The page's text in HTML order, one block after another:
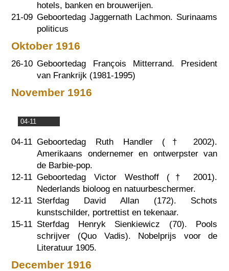
hotels, banken en brouwerijen.
21-09 Geboortedag Jaggernath Lachmon. Surinaams
politicus
Oktober 1916
26-10 Geboortedag François Mitterrand. President
van Frankrijk (1981-1995)
November 1916
04-11
04-11 Geboortedag Ruth Handler († 2002).
Amerikaans ondernemer en ontwerpster van
de Barbie-pop.
12-11 Geboortedag Victor Westhoff († 2001).
Nederlands bioloog en natuurbeschermer.
12-11 Sterfdag David Allan (172). Schots
kunstschilder, portrettist en tekenaar.
15-11 Sterfdag Henryk Sienkiewicz (70). Pools
schrijver (Quo Vadis). Nobelprijs voor de
Literatuur 1905.
December 1916